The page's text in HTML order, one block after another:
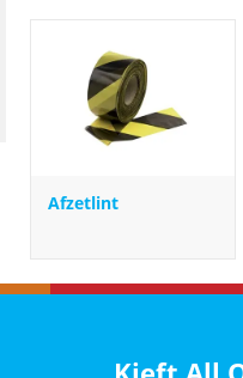
Afzetlint